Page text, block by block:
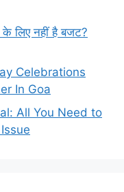
के लिए नहीं है बजट?
Celebrations
In Goa
All You Need to